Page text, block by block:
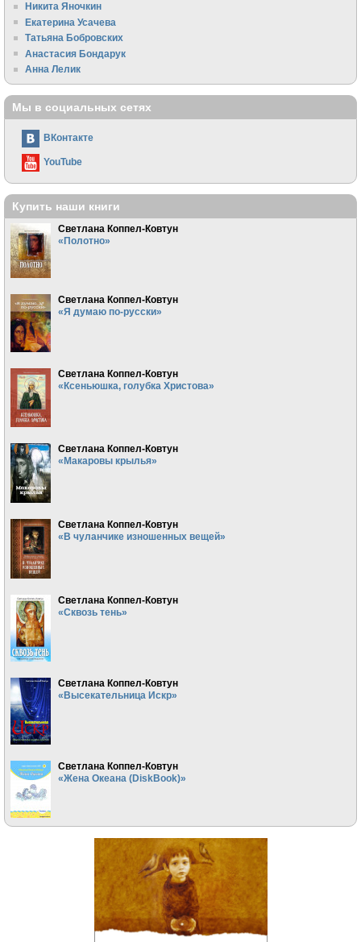
Никита Яночкин
Екатерина Усачева
Татьяна Бобровских
Анастасия Бондарук
Анна Лелик
Мы в социальных сетях
ВКонтакте
YouTube
Купить наши книги
Светлана Коппел-Ковтун
«Полотно»
Светлана Коппел-Ковтун
«Я думаю по-русски»
Светлана Коппел-Ковтун
«Ксеньюшка, голубка Христова»
Светлана Коппел-Ковтун
«Макаровы крылья»
Светлана Коппел-Ковтун
«В чуланчике изношенных вещей»
Светлана Коппел-Ковтун
«Сквозь тень»
Светлана Коппел-Ковтун
«Высекательница Искр»
Светлана Коппел-Ковтун
«Жена Океана (DiskBook)»